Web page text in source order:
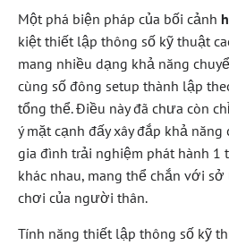
Một phá biện pháp của bối cảnh
kiệt thiết lập thông số kỹ thuật
mang nhiều dạng khả năng
cùng số đông setup thành lập
tổng thể. Điều này đã chưa còn
ý mặt cạnh đấy xây đắp khả
gia đình trải nghiệm phát hành
khác nhau, mang thể chắn với
chơi của người thân.
Tính năng thiết lập thông số kỹ